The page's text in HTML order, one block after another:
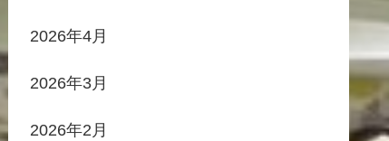
2026年4月
2026年3月
2026年2月